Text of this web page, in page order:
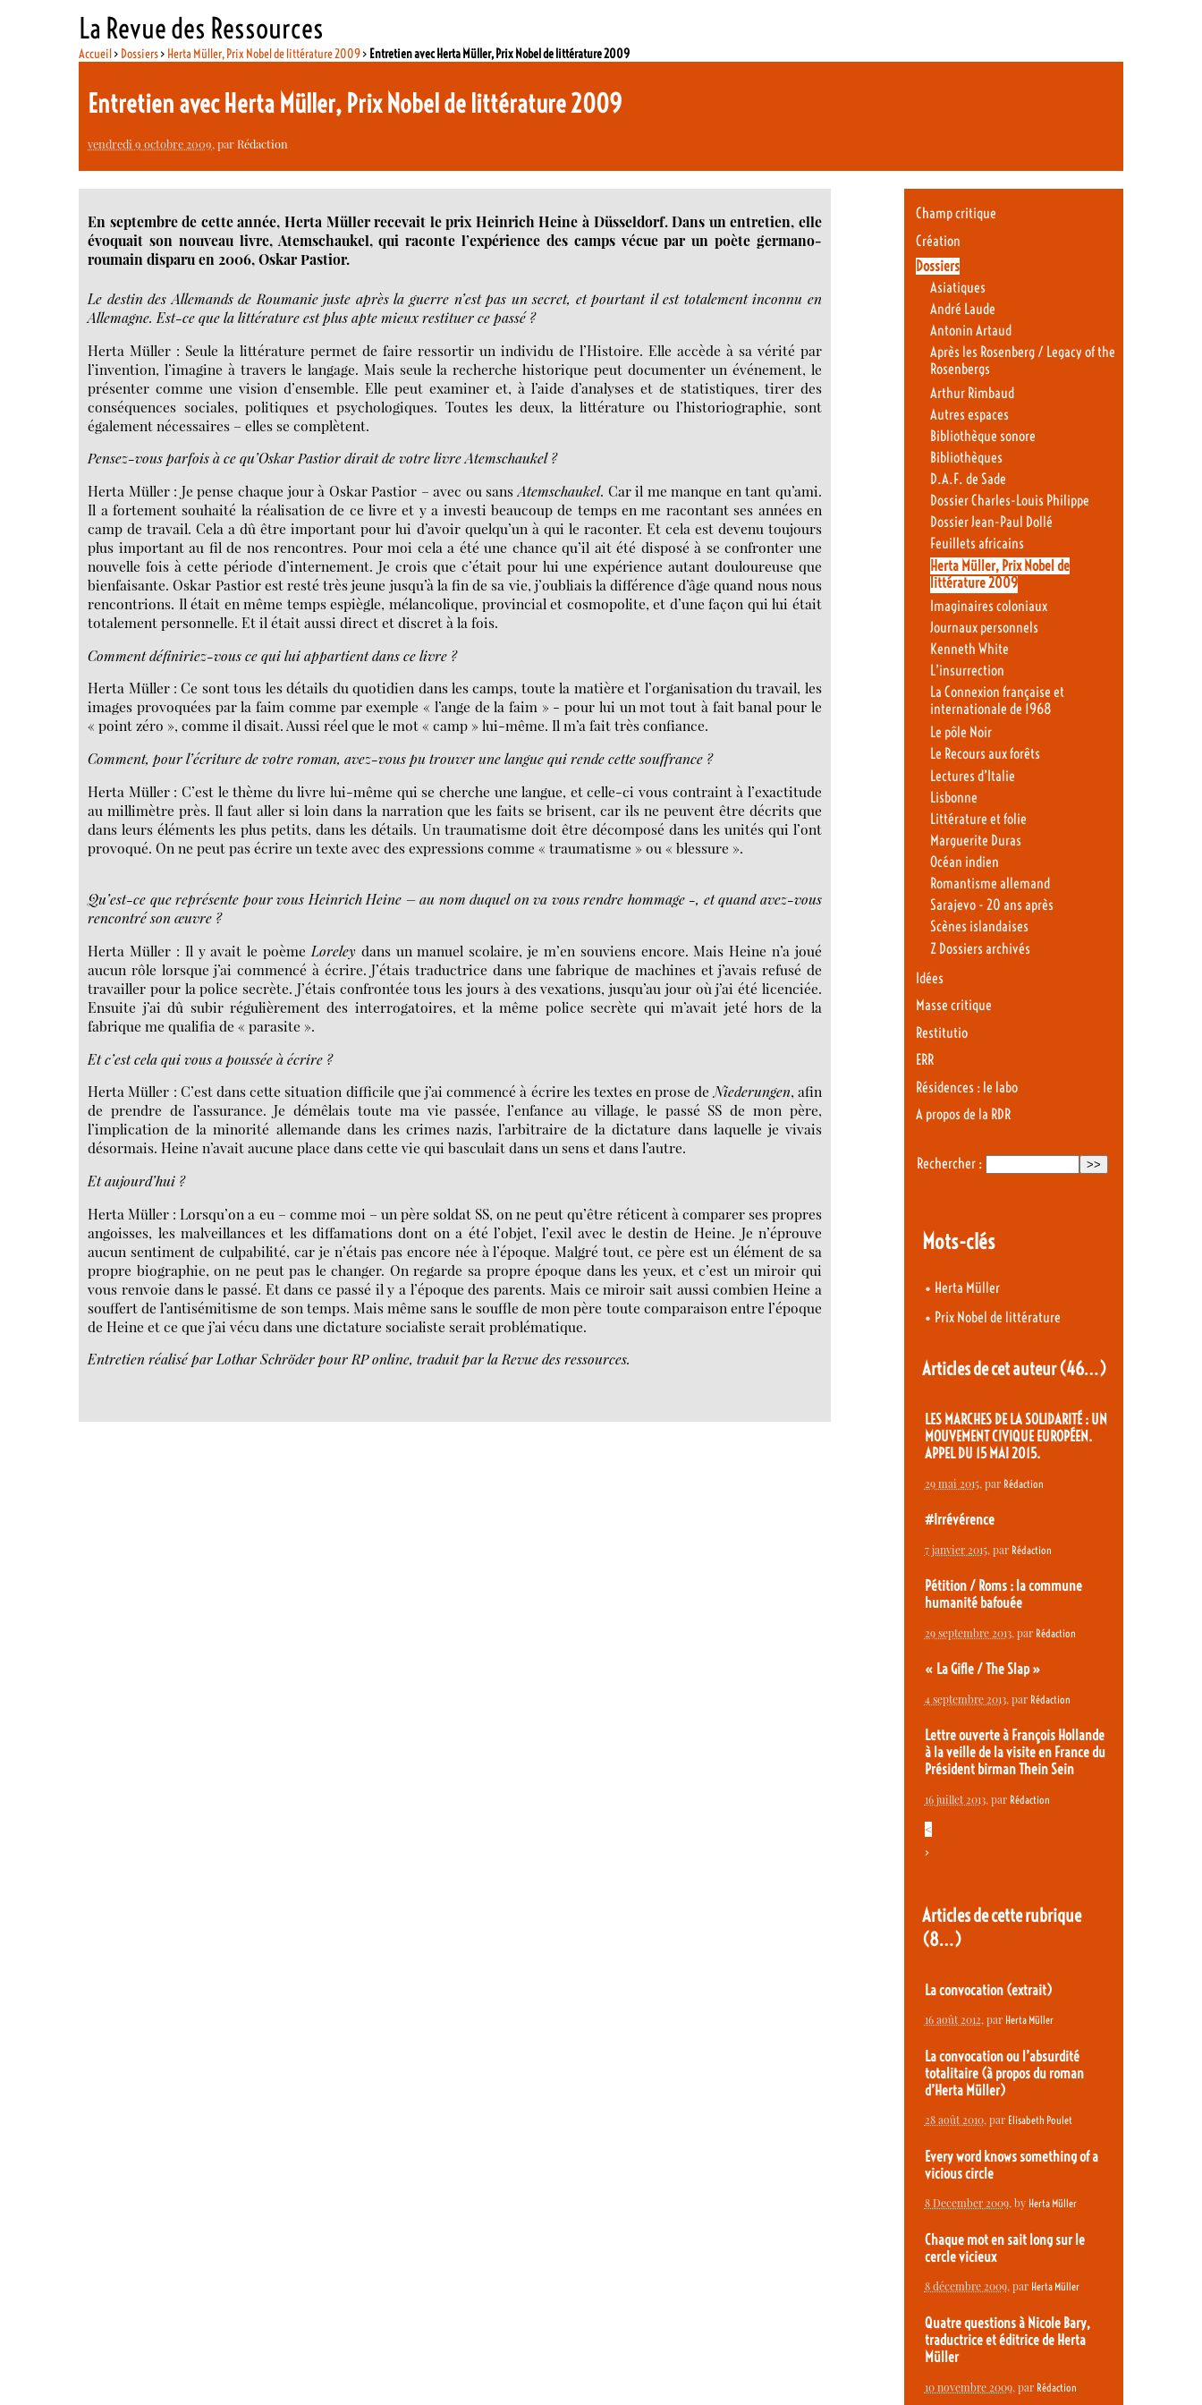
La Revue des Ressources
Accueil> Dossiers> Herta Müller, Prix Nobel de littérature 2009> Entretien avec Herta Müller, Prix Nobel de littérature 2009
Entretien avec Herta Müller, Prix Nobel de littérature 2009
vendredi 9 octobre 2009, parRédaction
En septembre de cette année, Herta Müller recevait le prix Heinrich Heine à Düsseldorf. Dans un entretien, elle
évoquait son nouveau livre, Atemschaukel, qui raconte l’expérience des camps vécue par un poète germano-
roumain disparu en 2006, Oskar Pastior.
Le destin des Allemands de Roumanie juste après la guerre n’est pas un secret, et pourtant il est totalement inconnu en
Allemagne. Est-ce que la littérature est plus apte mieux restituer ce passé ?
Herta Müller : Seule la littérature permet de faire ressortir un individu de l’Histoire. Elle accède à sa vérité par
l’invention, l’imagine à travers le langage. Mais seule la recherche historique peut documenter un événement, le
présenter comme une vision d’ensemble. Elle peut examiner et, à l’aide d’analyses et de statistiques, tirer des
conséquences sociales, politiques et psychologiques. Toutes les deux, la littérature ou l’historiographie, sont
également nécessaires – elles se complètent.
Pensez-vous parfois à ce qu’Oskar Pastior dirait de votre livre Atemschaukel ?
Herta Müller : Je pense chaque jour à Oskar Pastior – avec ou sans Atemschaukel. Car il me manque en tant qu’ami.
Il a fortement souhaité la réalisation de ce livre et y a investi beaucoup de temps en me racontant ses années en
camp de travail. Cela a dû être important pour lui d’avoir quelqu’un à qui le raconter. Et cela est devenu toujours
plus important au fil de nos rencontres. Pour moi cela a été une chance qu’il ait été disposé à se confronter une
nouvelle fois à cette période d’internement. Je crois que c’était pour lui une expérience autant douloureuse que
bienfaisante. Oskar Pastior est resté très jeune jusqu’à la fin de sa vie, j’oubliais la différence d’âge quand nous nous
rencontrions. Il était en même temps espiègle, mélancolique, provincial et cosmopolite, et d’une façon qui lui était
totalement personnelle. Et il était aussi direct et discret à la fois.
Comment définiriez-vous ce qui lui appartient dans ce livre ?
Herta Müller : Ce sont tous les détails du quotidien dans les camps, toute la matière et l’organisation du travail, les
images provoquées par la faim comme par exemple « l’ange de la faim » - pour lui un mot tout à fait banal pour le
« point zéro », comme il disait. Aussi réel que le mot « camp » lui-même. Il m’a fait très confiance.
Comment, pour l’écriture de votre roman, avez-vous pu trouver une langue qui rende cette souffrance ?
Herta Müller : C’est le thème du livre lui-même qui se cherche une langue, et celle-ci vous contraint à l’exactitude
au millimètre près. Il faut aller si loin dans la narration que les faits se brisent, car ils ne peuvent être décrits que
dans leurs éléments les plus petits, dans les détails. Un traumatisme doit être décomposé dans les unités qui l’ont
provoqué. On ne peut pas écrire un texte avec des expressions comme « traumatisme » ou « blessure ».
Qu’est-ce que représente pour vous Heinrich Heine – au nom duquel on va vous rendre hommage -, et quand avez-vous
rencontré son œuvre ?
Herta Müller : Il y avait le poème Loreleydans un manuel scolaire, je m’en souviens encore. Mais Heine n’a joué
aucun rôle lorsque j’ai commencé à écrire. J’étais traductrice dans une fabrique de machines et j’avais refusé de
travailler pour la police secrète. J’étais confrontée tous les jours à des vexations, jusqu’au jour où j’ai été licenciée.
Ensuite j’ai dû subir régulièrement des interrogatoires, et la même police secrète qui m’avait jeté hors de la
fabrique me qualifia de « parasite ».
Et c’est cela qui vous a poussée à écrire ?
Herta Müller : C’est dans cette situation difficile que j’ai commencé à écrire les textes en prose deNiederungen, afin
de prendre de l’assurance. Je démêlais toute ma vie passée, l’enfance au village, le passé SS de mon père,
l’implication de la minorité allemande dans les crimes nazis, l’arbitraire de la dictature dans laquelle je vivais
désormais. Heine n’avait aucune place dans cette vie qui basculait dans un sens et dans l’autre.
Et aujourd’hui ?
Herta Müller : Lorsqu’on a eu – comme moi – un père soldat SS, on ne peut qu’être réticent à comparer ses propres
angoisses, les malveillances et les diffamations dont on a été l’objet, l’exil avec le destin de Heine. Je n’éprouve
aucun sentiment de culpabilité, car je n’étais pas encore née à l’époque. Malgré tout, ce père est un élément de sa
propre biographie, on ne peut pas le changer. On regarde sa propre époque dans les yeux, et c’est un miroir qui
vous renvoie dans le passé. Et dans ce passé il y a l’époque des parents. Mais ce miroir sait aussi combien Heine a
souffert de l’antisémitisme de son temps. Mais même sans le souffle de mon père toute comparaison entre l’époque
de Heine et ce que j’ai vécu dans une dictature socialiste serait problématique.
Entretien réalisé par Lothar Schröder pour RP online, traduit par la Revue des ressources.
Champ critique
Création
Dossiers
Asiatiques
André Laude
Antonin Artaud
Après les Rosenberg / Legacy of the
Rosenbergs
Arthur Rimbaud
Autres espaces
Bibliothèque sonore
Bibliothèques
D.A.F. de Sade
Dossier Charles-Louis Philippe
Dossier Jean-Paul Dollé
Feuillets africains
Herta Müller, Prix Nobel de
littérature 2009
Imaginaires coloniaux
Journaux personnels
Kenneth White
L’insurrection
La Connexion française et
internationale de 1968
Le pôle Noir
Le Recours aux forêts
Lectures d’Italie
Lisbonne
Littérature et folie
Marguerite Duras
Océan indien
Romantisme allemand
Sarajevo - 20 ans après
Scènes islandaises
Z Dossiers archivés
Idées
Masse critique
Restitutio
ERR
Résidences : le labo
A propos de la RDR
Rechercher :
Mots-clés
• Herta Müller
• Prix Nobel de littérature
Articles de cet auteur(46…)
LES MARCHES DE LA SOLIDARITÉ : UN
MOUVEMENT CIVIQUE EUROPÉEN.
APPEL DU 15 MAI 2015.
29 mai 2015, par Rédaction
#Irrévérence
7 janvier 2015, par Rédaction
Pétition / Roms : la commune
humanité bafouée
29 septembre 2013, par Rédaction
« La Gifle / The Slap »
4 septembre 2013, par Rédaction
Lettre ouverte à François Hollande
à la veille de la visite en France du
Président birman Thein Sein
16 juillet 2013, par Rédaction
<
>
Articles de cette rubrique
(8…)
La convocation (extrait)
16 août 2012, par Herta Müller
La convocation ou l’absurdité
totalitaire (à propos du roman
d’Herta Müller)
28 août 2010, par Elisabeth Poulet
Every word knows something of a
vicious circle
8 December 2009, by Herta Müller
Chaque mot en sait long sur le
cercle vicieux
8 décembre 2009, par Herta Müller
Quatre questions à Nicole Bary,
traductrice et éditrice de Herta
Müller
10 novembre 2009, par Rédaction